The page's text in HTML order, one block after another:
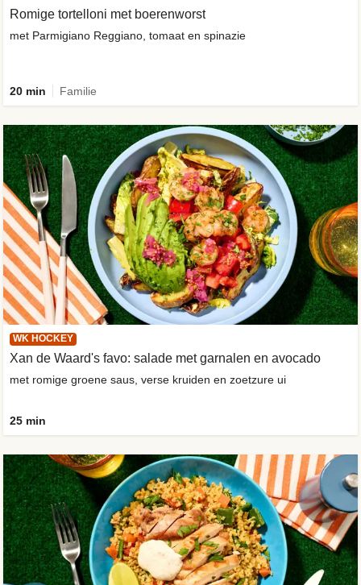
Romige tortelloni met boerenworst
met Parmigiano Reggiano, tomaat en spinazie
20 min Familie
WK HOCKEY
Xan de Waard's favo: salade met garnalen en avocado
met romige groene saus, verse kruiden en zoetzure ui
25 min